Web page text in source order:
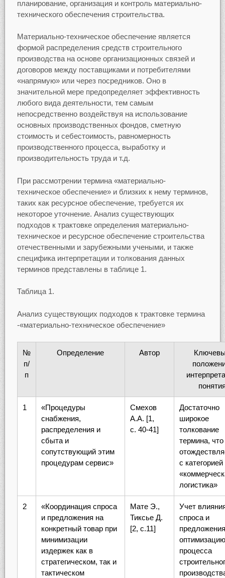
планирование, организация и контроль материально-
технического обеспечения строительства.
Материально-техническое обеспечение является
формой распределения средств строительного
производства на основе организационных связей и
договоров между поставщиками и потребителями
«напрямую» или через посредников. Оно в
значительной мере предопределяет эффективность
любого вида деятельности, тем самым
непосредственно воздействуя на использование
основных производственных фондов, сметную
стоимость и себестоимость, равномерность
производственного процесса, выработку и
производительность труда и т.д.
При рассмотрении термина «материально-
техническое обеспечение» и близких к нему терминов,
таких как ресурсное обеспечение, требуется их
некоторое уточнение. Анализ существующих
подходов к трактовке определения материально-
техническое и ресурсное обеспечение строительства
отечественными и зарубежными учеными, и также
специфика интерпретации и толкования данных
терминов представлены в таблице 1.
Таблица 1.
Анализ существующих подходов к трактовке термина
-«материально-техническое обеспечение»
№
п/
п
Определение Автор
1
«Процедуры
снабжения,
распределения и
сбыта и
сопутствующий этим
процедурам сервис»
Смехов
А.А. [1,
с. 40-41]
Достаточно
широкое
толкование
термина, что
с категорией
логистика»
2
«Координация спроса
и предложения на
конкретный товар при
минимизации
издержек как в
стратегическом, так и
тактическом
Мате Э.,
Тиксье Д.
[2, с.11]
Учет
спроса и
оптимизацию
процесса